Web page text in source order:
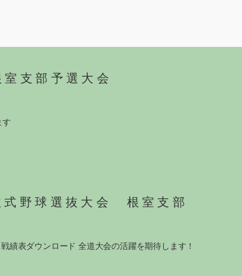
支部予選大会
す
式野球選抜大会 根室支部
ダウンロード 全道大会の活躍を期待します！